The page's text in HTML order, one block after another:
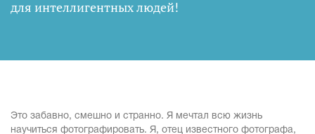
для интеллигентных людей!
Это забавно, смешно и странно. Я мечтал всю жизнь
научиться фотографировать. Я, отец известного фотографа,